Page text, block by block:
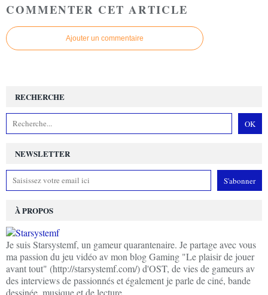
COMMENTER CET ARTICLE
Ajouter un commentaire
NEWSLETTER
RECHERCHE
À PROPOS
Je suis Starsystemf, un gameur quarantenaire. Je partage avec vous
ma passion du jeu vidéo av mon blog Gaming "Le plaisir de jouer
avant tout" (http://starsystemf.com/) d'OST, de vies de gameurs av
des interviews de passionnés et également je parle de ciné, bande